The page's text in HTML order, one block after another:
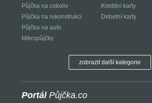
Půjčka na cokoliv
Půjčka na rekonstrukci
Půjčka na auto
Mikropůjčky
Kreditní karty
Debetní karty
zobrazit další kategorie
Portál Půjčka.co